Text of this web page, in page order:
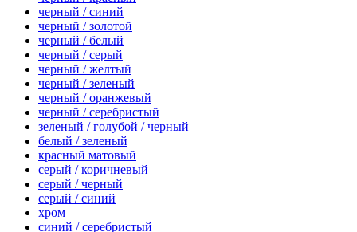
черный / синий
черный / золотой
черный / белый
черный / серый
черный / желтый
черный / зеленый
черный / оранжевый
черный / серебристый
зеленый / голубой / черный
белый / зеленый
красный матовый
серый / коричневый
серый / черный
серый / синий
хром
синий / серебристый